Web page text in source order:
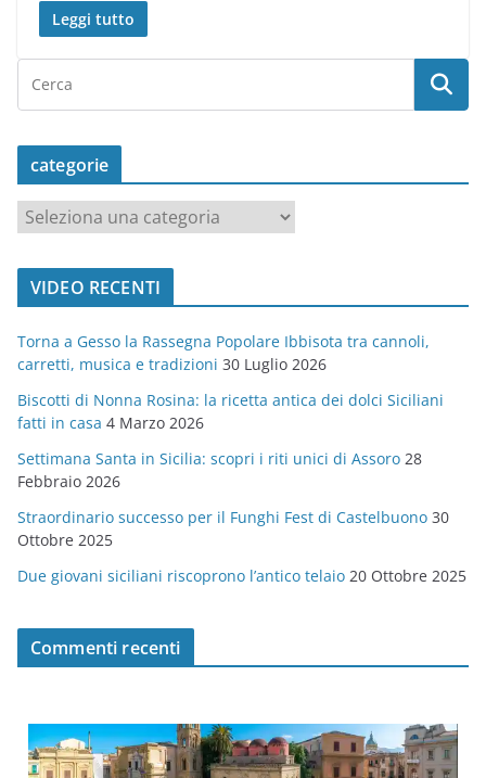
Leggi tutto
categorie
a
t
o
r
i
e
VIDEO RECENTI
Torna a Gesso la Rassegna Popolare Ibbisota tra cannoli,
carretti, musica e tradizioni 30 Luglio 2026
Biscotti di Nonna Rosina: la ricetta antica dei dolci Siciliani
fatti in casa 4 Marzo 2026
Settimana Santa in Sicilia: scopri i riti unici di Assoro 28
Febbraio 2026
Straordinario successo per il Funghi Fest di Castelbuono 30
Ottobre 2025
Due giovani siciliani riscoprono l’antico telaio 20 Ottobre 2025
Commenti recenti